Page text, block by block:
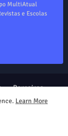
MultiAtual
e Escolas
Parceiros
Learn More